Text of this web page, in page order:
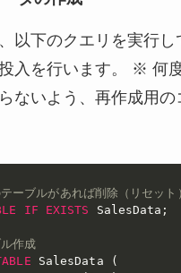
以下のクエリを実行し
入を行います。 ※ 何
ないよう、再作成用の
ーブルがあれば削除（リセット
IF EXISTS SalesData ;
作成
SalesData
(